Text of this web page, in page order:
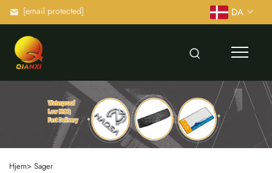
[email protected] DA
Hjem> Sager